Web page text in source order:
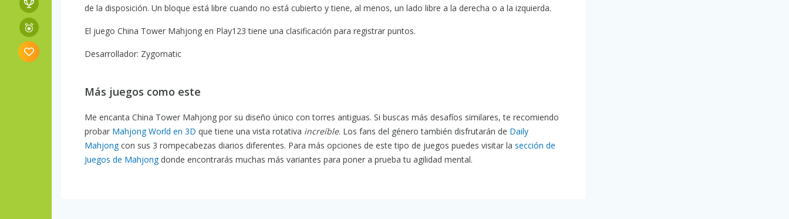
de la disposición. Un bloque está libre cuando no está cubierto y tiene, al menos, un lado libre a la derecha o a la izquierda.
El juego China Tower Mahjong en Play123 tiene una clasificación para registrar puntos.
Desarrollador: Zygomatic
Más juegos como este
Me encanta China Tower Mahjong por su diseño único con torres antiguas. Si buscas más desafíos similares, te recomiendo
probar Mahjong World en 3D que tiene una vista rotativa increíble. Los fans del género también disfrutarán de Daily
Mahjongcon sus 3 rompecabezas diarios diferentes. Para más opciones de este tipo de juegos puedes visitar la sección de
Juegos de Mahjongdonde encontrarás muchas más variantes para poner a prueba tu agilidad mental.